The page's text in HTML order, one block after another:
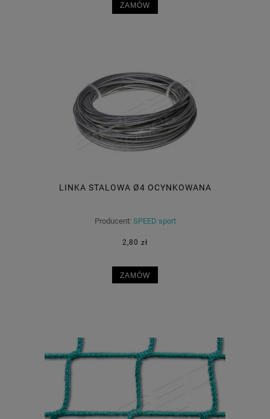
ZAMÓW
LINKA STALOWA Ø4 OCYNKOWANA
Producent: SPEED sport
2,80 zł
ZAMÓW